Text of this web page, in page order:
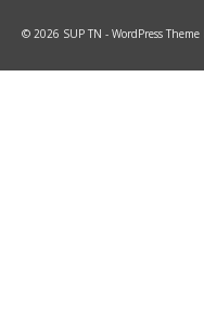
© 2026 SUP TN - WordPress Theme